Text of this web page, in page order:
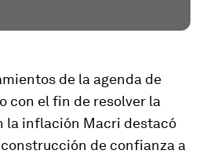
de la agenda de
con el fin de resolver la
la inflación Macri destacó
de confianza a